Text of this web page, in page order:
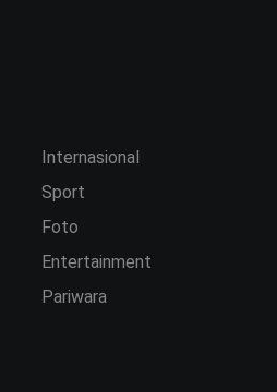
Internasional
Sport
Foto
Entertainment
Pariwara